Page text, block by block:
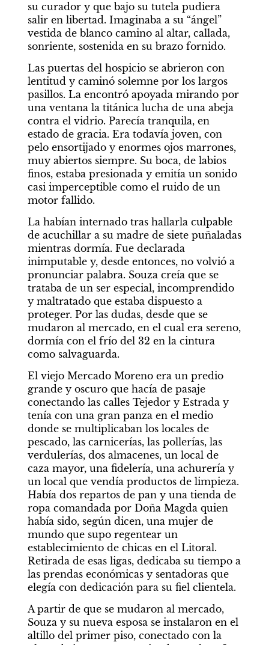
su curador y que bajo su tutela pudiera
salir en libertad. Imaginaba a su “ángel”
vestida de blanco camino al altar, callada,
sonriente, sostenida en su brazo fornido.
Las puertas del hospicio se abrieron con
lentitud y caminó solemne por los largos
pasillos. La encontró apoyada mirando por
una ventana la titánica lucha de una abeja
contra el vidrio. Parecía tranquila, en
estado de gracia. Era todavía joven, con
pelo ensortijado y enormes ojos marrones,
muy abiertos siempre. Su boca, de labios
finos, estaba presionada y emitía un sonido
casi imperceptible como el ruido de un
motor fallido.
La habían internado tras hallarla culpable
de acuchillar a su madre de siete puñaladas
mientras dormía. Fue declarada
inimputable y, desde entonces, no volvió a
pronunciar palabra. Souza creía que se
trataba de un ser especial, incomprendido
y maltratado que estaba dispuesto a
proteger. Por las dudas, desde que se
mudaron al mercado, en el cual era sereno,
dormía con el frío del 32 en la cintura
como salvaguarda.
El viejo Mercado Moreno era un predio
grande y oscuro que hacía de pasaje
conectando las calles Tejedor y Estrada y
tenía con una gran panza en el medio
donde se multiplicaban los locales de
pescado, las carnicerías, las pollerías, las
verdulerías, dos almacenes, un local de
caza mayor, una fidelería, una achurería y
un local que vendía productos de limpieza.
Había dos repartos de pan y una tienda de
ropa comandada por Doña Magda quien
había sido, según dicen, una mujer de
mundo que supo regentear un
establecimiento de chicas en el Litoral.
Retirada de esas ligas, dedicaba su tiempo a
las prendas económicas y sentadoras que
elegía con dedicación para su fiel clientela.
A partir de que se mudaron al mercado,
Souza y su nueva esposa se instalaron en el
altillo del primer piso, conectado con la